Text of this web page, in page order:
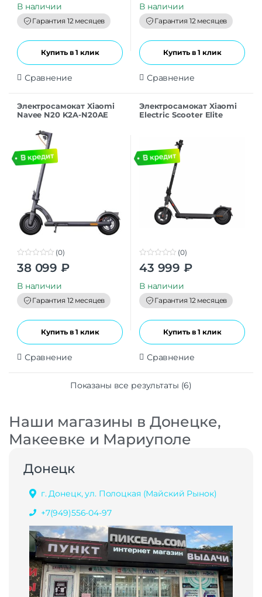
t
o
f
5
В наличии
Гарантия 12 месяцев
Купить в 1 клик
Сравнение
t
o
f
5
В наличии
Гарантия 12 месяцев
Купить в 1 клик
Сравнение
Электросамокат Xiaomi
Navee N20 K2A-N20AE
0
o
t
o
f
5
(0)
38 099 ₽
В наличии
Гарантия 12 месяцев
Купить в 1 клик
Сравнение
Электросамокат Xiaomi
Electric Scooter Elite
o
t
o
f
5
(0)
43 999 ₽
В наличии
Гарантия 12 месяцев
Купить в 1 клик
Сравнение
Показаны все результаты (6)
Наши магазины в Донецке,
Макеевке и Мариуполе
Донецк
г. Донецк, ул. Полоцкая (Майский Рынок)
+7(949)556-04-97